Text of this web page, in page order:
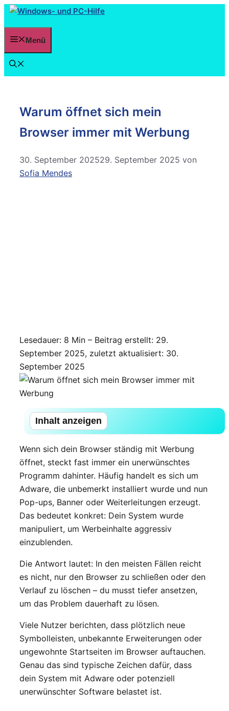
Menü
Warum öffnet sich mein
Browser immer mit Werbung
30. September 202529. September 2025 von
Sofia Mendes
Lesedauer: 8 Min – Beitrag erstellt: 29.
September 2025, zuletzt aktualisiert: 30.
September 2025
Inhalt anzeigen
Wenn sich dein Browser ständig mit Werbung
öffnet, steckt fast immer ein unerwünschtes
Programm dahinter. Häufig handelt es sich um
Adware, die unbemerkt installiert wurde und nun
Pop-ups, Banner oder Weiterleitungen erzeugt.
Das bedeutet konkret: Dein System wurde
manipuliert, um Werbeinhalte aggressiv
einzublenden.
Die Antwort lautet: In den meisten Fällen reicht
es nicht, nur den Browser zu schließen oder den
Verlauf zu löschen – du musst tiefer ansetzen,
um das Problem dauerhaft zu lösen.
Viele Nutzer berichten, dass plötzlich neue
Symbolleisten, unbekannte Erweiterungen oder
ungewohnte Startseiten im Browser auftauchen.
Genau das sind typische Zeichen dafür, dass
dein System mit Adware oder potenziell
unerwünschter Software belastet ist.